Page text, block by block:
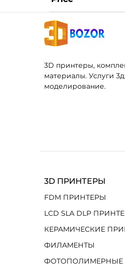
3D принтеры,
материалы. Услуги
моделирование.
3D ПРИНТЕРЫ
FDM ПРИНТЕРЫ
LCD SLA DLP
КЕРАМИЧЕСКИЕ
ФИЛАМЕНТЫ
ФОТОПОЛИМЕРНЫЕ